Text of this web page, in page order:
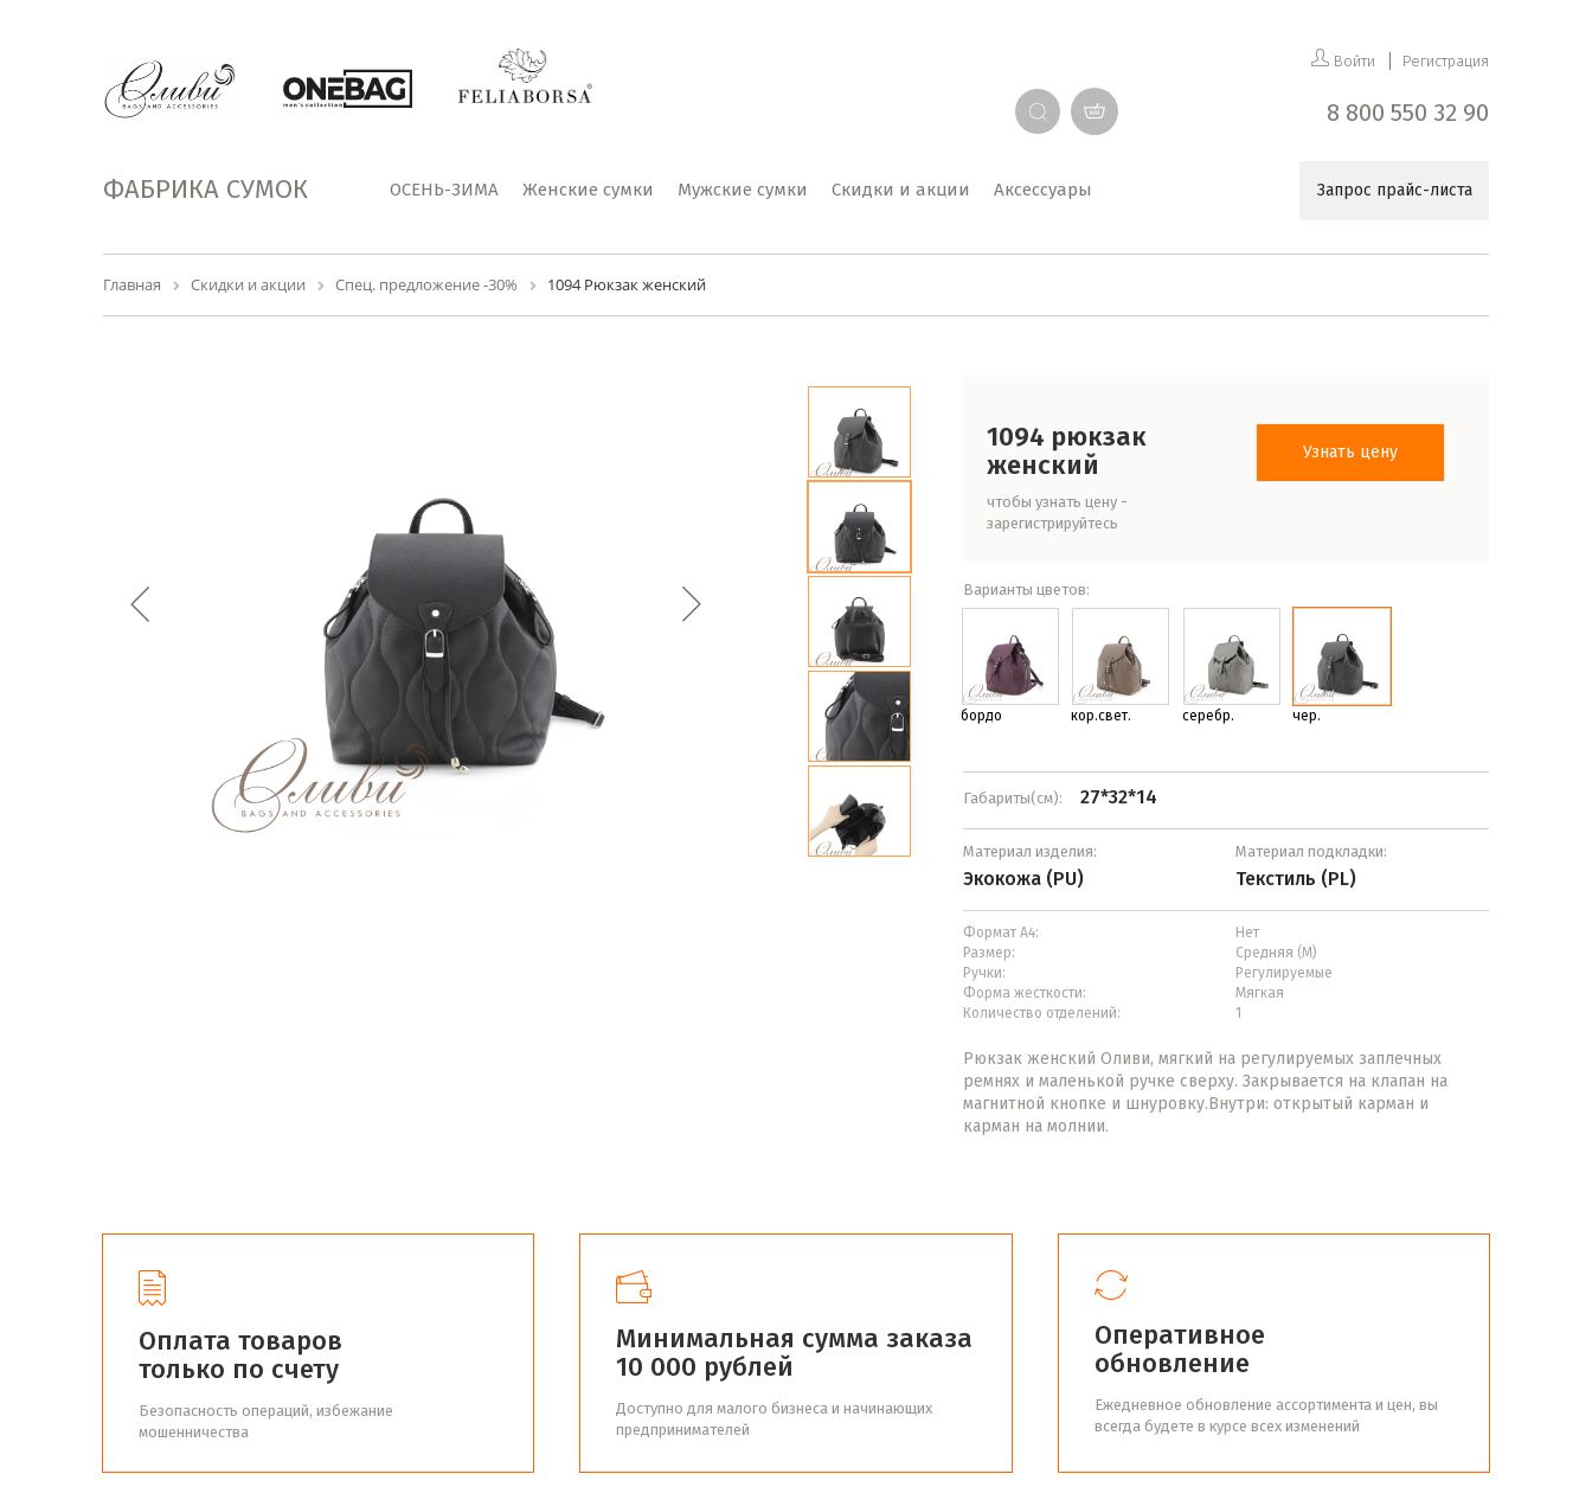
ФАБРИКА СУМОК ОСЕНЬ-ЗИМА Женские сумки Мужские сумки Скидки и акции Аксессуары
Войти Регистрация
8 800 550 32 90
Запрос прайс-листа
Главная Скидки и акции Спец. предложение -30% 1094 Рюкзак женский
1094 рюкзак
женский
чтобы узнать цену -
зарегистрируйтесь
Узнать цену
Варианты цветов:
бордо кор.свет. серебр. чер.
Габариты(см): 27*32*14
Материал изделия:
Экокожа (PU)
Материал подкладки:
Текстиль (PL)
Формат А4:
Нет
Размер:
Средняя (М)
Ручки:
Регулируемые
Форма жесткости:
Мягкая
Количество отделений:
1
Рюкзак женский Оливи, мягкий на регулируемых заплечных
ремнях и маленькой ручке сверху. Закрывается на клапан на
магнитной кнопке и шнуровку.Внутри: открытый карман и
карман на молнии.
Оплата товаров
только по счету
Безопасность операций, избежание
мошенничества
Минимальная сумма заказа
10 000 рублей
Доступно для малого бизнеса и начинающих
предпринимателей
Оперативное
обновление
Ежедневное обновление ассортимента и цен, вы
всегда будете в курсе всех изменений